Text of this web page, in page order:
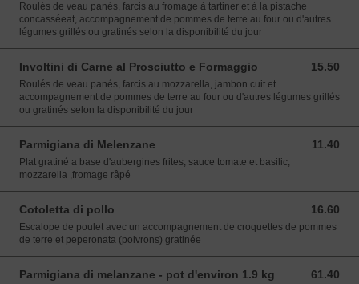
Roulés de veau panés, farcis au fromage à tartiner et à la pistache
concasséeat, accompagnement de pommes de terre au four ou d'autres
légumes grillés ou gratinés selon la disponibilité du jour
Involtini di Carne al Prosciutto e Formaggio 15.50
15.50 EUR
Roulés de veau panés, farcis au mozzarella, jambon cuit et
accompagnement de pommes de terre au four ou d'autres légumes grillés
ou gratinés selon la disponibilité du jour
Parmigiana di Melenzane 11.40
11.40 EUR
Plat gratiné a base d'aubergines frites, sauce tomate et basilic,
mozzarella ,fromage râpé
Cotoletta di pollo 16.60
16.60 EUR
Escalope de poulet avec un accompagnement de croquettes de pommes
de terre et peperonata (poivrons) gratinée
Parmigiana di melanzane - pot d'environ 1.9 kg 61.40
61.40 EUR